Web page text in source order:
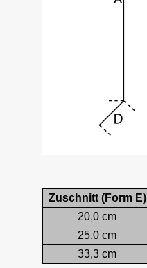
Zuschnitt (Form E)
20,0 cm
25,0 cm
33,3 cm